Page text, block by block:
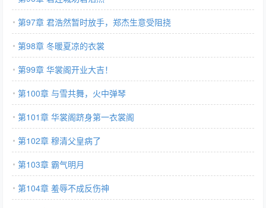
第97章 君浩然暂时放手，郑杰生意受阻挠
第98章 冬暖夏凉的衣裳
第99章 华裳阁开业大吉！
第100章 与雪共舞，火中弹琴
第101章 华裳阁跻身第一衣裳阁
第102章 穆清父皇病了
第103章 霸气明月
第104章 羞辱不成反伤神